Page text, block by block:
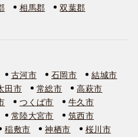
相馬郡
双葉郡
古河市 石岡市
結城市
田市 常総市
高萩市
つくば市
牛久市
常陸大宮市
筑西市
稲敷市 神栖市
桜川市